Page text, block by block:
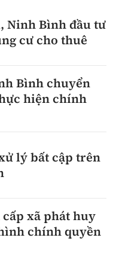
Ninh Bình đầu tư
cư cho thuê
Bình chuyển
hiện chính
lý bất cập trên
cấp xã phát huy
chính quyền